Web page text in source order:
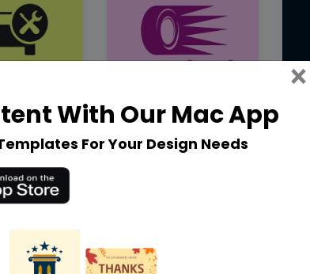
With Our Mac App
For Your Design Needs
×